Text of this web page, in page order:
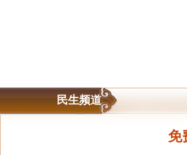
民生频道
免